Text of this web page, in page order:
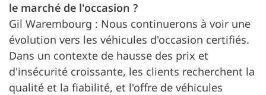
le marché de l'occasion ?
Gil Warembourg : Nous continuerons à voir une
évolution vers les véhicules d'occasion certifiés.
Dans un contexte de hausse des prix et
d'insécurité croissante, les clients recherchent la
qualité et la fiabilité, et l'offre de véhicules